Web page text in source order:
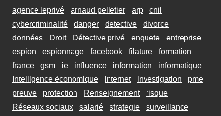
agence leprivé arnaud pelletier arp
cnil
cybercriminalité
danger detective
divorce
données
Droit Détective privé enquete
entreprise
espion
espionnage facebook filature
formation
france
gsm ie influence information
informatique
Intelligence économique
internet investigation
pme
preuve
protection Renseignement
risque
Réseaux sociaux
salarié strategie
surveillance